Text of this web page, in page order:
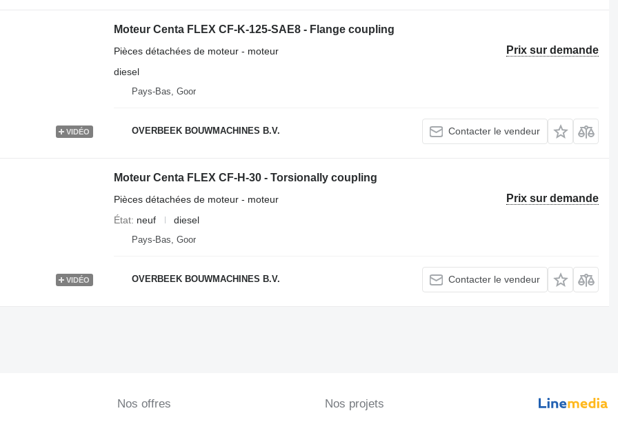
VIDÉO
Moteur Centa FLEX CF-K-125-SAE8 - Flange coupling
Prix sur demande
Pièces détachées de moteur - moteur
diesel
Pays-Bas, Goor
OVERBEEK BOUWMACHINES B.V. Contacter le vendeur
VIDÉO
Moteur Centa FLEX CF-H-30 - Torsionally coupling
Prix sur demande
Pièces détachées de moteur - moteur
État neuf diesel
Pays-Bas, Goor
OVERBEEK BOUWMACHINES B.V. Contacter le vendeur
Nos offres Nos projets